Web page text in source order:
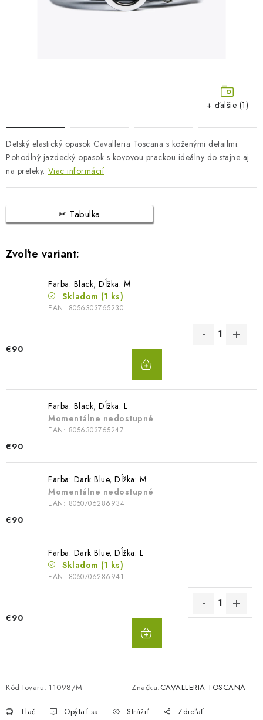
Obchodné podmienky
Dodacie podmienky
Podmienky ochrany osobných údajov
Napíšte nám
Detský elastický opasok Cavalleria Toscana s koženými detailmi.
Pohodlný jazdecký opasok s kovovou prackou ideálny do stajne aj
na preteky. Viac informácií
Tabulka
Farba: Black, Dĺžka: M
Skladom (1 ks)
EAN: 8056303765230
€90
Farba: Black, Dĺžka: L
Momentálne nedostupné
EAN: 8056303765247
€90
Farba: Dark Blue, Dĺžka: M
Momentálne nedostupné
EAN: 8050706286934
€90
Farba: Dark Blue, Dĺžka: L
Skladom (1 ks)
EAN: 8050706286941
€90
Kód tovaru: 11098/M Značka:CAVALLERIA TOSCANA
Tlač Opýtať sa Strážiť Zdieľať
+ ďalšie (1)